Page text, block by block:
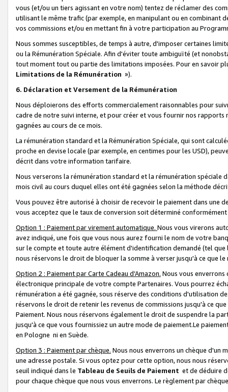
vous (et/ou un tiers agissant en votre nom) tentez de réclamer des
utilisant le même trafic (par exemple, en manipulant ou en combinant
vos commissions et/ou en mettant fin à votre participation au
Nous sommes susceptibles, de temps à autre, d'imposer certaines
ou la Rémunération Spéciale. Afin d'éviter toute ambiguïté (et
tout moment tout ou partie des limitations imposées. Pour en savoir
Limitations de la Rémunération »).
6. Déclaration et Versement de la Rémunération
Nous déploierons des efforts commercialement raisonnables pour
cadre de notre suivi interne, et pour créer et vous fournir nos
gagnées au cours de ce mois.
La rémunération standard et la Rémunération Spéciale, qui sont
proche en devise locale (par exemple, en centimes pour les USD),
décrit dans votre information tarifaire.
Nous verserons la rémunération standard et la rémunération spéciale
mois civil au cours duquel elles ont été gagnées selon la méthode
Vous pouvez être autorisé à choisir de recevoir le paiement dans une
vous acceptez que le taux de conversion soit déterminé
Option 1 : Paiement par virement automatique. Nous vous virerons
avez indiqué, une fois que vous nous aurez fourni le nom de votre
sur le compte et toute autre élément d'identification demandé (tel que
nous réservons le droit de bloquer la somme à verser jusqu'à ce que
Option 2 : Paiement par Carte Cadeau d’Amazon. Nous vous
électronique principale de votre compte Partenaires. Vous pourrez
rémunération a été gagnée, sous réserve des conditions d'utilisation
réservons le droit de retenir les revenus de commissions jusqu'à ce
Paiement. Nous nous réservons également le droit de suspendre la
jusqu'à ce que vous fournissiez un autre mode de paiement.Le
en Pologne ni en Suède.
Option 3 : Paiement par chèque. Nous nous enverrons un chèque d'un
une adresse postale. Si vous optez pour cette option, nous nous
seuil indiqué dans le Tableau de Seuils de Paiement et de déduire
pour chaque chèque que nous vous enverrons. Le règlement par